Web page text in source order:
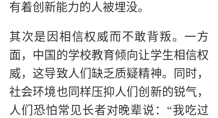
有着创新能力的人被埋没。
其次是因相信权威而不敢背叛。一方
面，中国的学校教育倾向让学生相信权
威，这导致人们缺乏质疑精神。同时，
社会环境也同样压抑人们创新的锐气，
人们恐怕常见长者对晚辈说：“我吃过